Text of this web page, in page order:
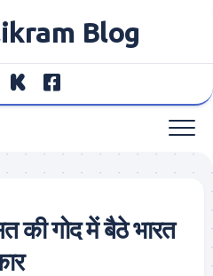
Blog
की गोद में बैठे भारत